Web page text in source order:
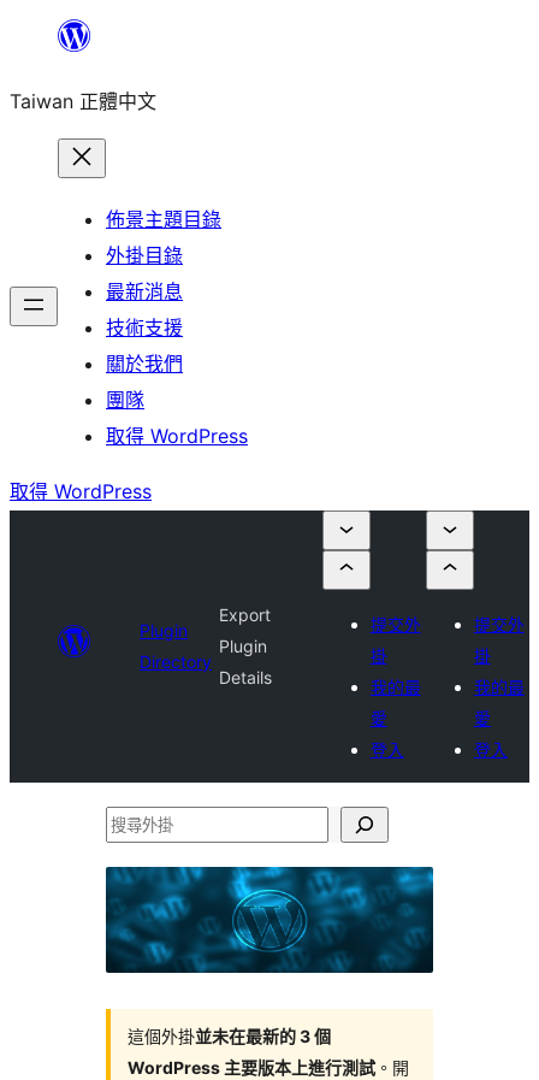
主
Taiwan 正體中文
佈景主題目錄
外掛目錄
最新消息
技術支援
關於我們
團隊
取得 WordPress
取得 WordPress
Plugin
Directory
Export
Plugin
Details
提交外
掛
我的最
愛
登入
提交外
掛
我的最
愛
登入
搜
外
掛
這個外掛並未在最新的 3 個
WordPress 主要版本上進行測試 。開